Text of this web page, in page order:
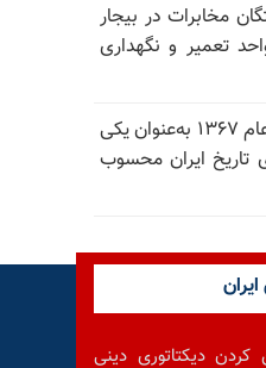
مخابرات در بیجار
تعمیر و نگهداری
سی‌نیوز انگلستان: قتل‌عام ۱۳۶۷ به‌عنوان یکی
تاریخ ایران محسوب
دیکتاتوری دینی